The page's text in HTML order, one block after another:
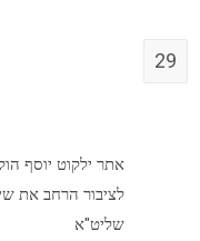
29
אתר ילקוט יוסף
לציבור הרחב את
שליט"א